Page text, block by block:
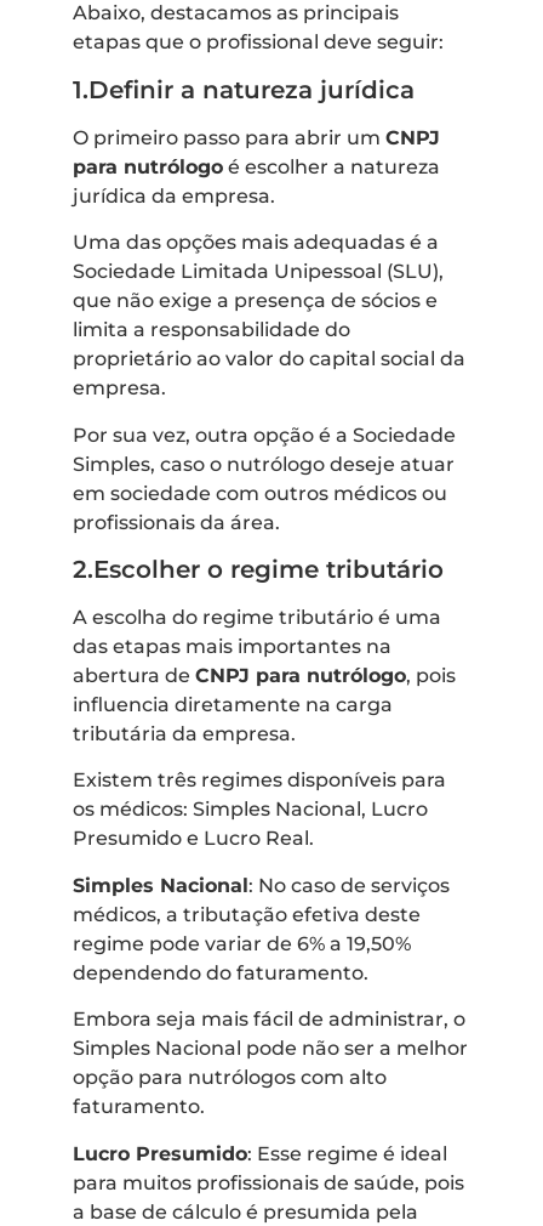
Abaixo, destacamos as principais
etapas que o profissional deve seguir:
1.Definir a natureza jurídica
O primeiro passo para abrir um CNPJ
para nutrólogo é escolher a natureza
jurídica da empresa.
Uma das opções mais adequadas é a
Sociedade Limitada Unipessoal (SLU),
que não exige a presença de sócios e
limita a responsabilidade do
proprietário ao valor do capital social da
empresa.
Por sua vez, outra opção é a Sociedade
Simples, caso o nutrólogo deseje atuar
em sociedade com outros médicos ou
profissionais da área.
2.Escolher o regime tributário
A escolha do regime tributário é uma
das etapas mais importantes na
abertura de CNPJ para nutrólogo, pois
influencia diretamente na carga
tributária da empresa.
Existem três regimes disponíveis para
os médicos: Simples Nacional, Lucro
Presumido e Lucro Real.
Simples Nacional: No caso de serviços
médicos, a tributação efetiva deste
regime pode variar de 6% a 19,50%
dependendo do faturamento.
Embora seja mais fácil de administrar, o
Simples Nacional pode não ser a melhor
opção para nutrólogos com alto
faturamento.
Lucro Presumido: Esse regime é ideal
para muitos profissionais de saúde, pois
a base de cálculo é presumida pela